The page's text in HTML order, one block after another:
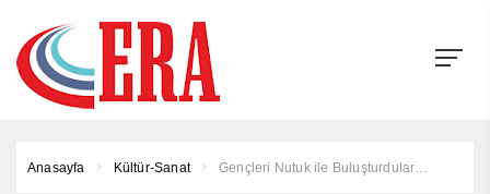
Anasayfa Kültür-Sanat Gençleri Nutuk ile Buluşturdular…